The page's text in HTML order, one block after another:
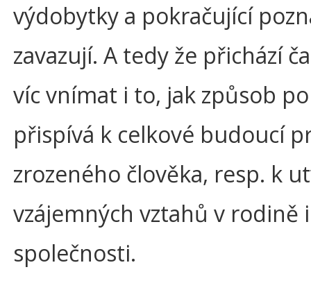
výdobytky a pokračující
zavazují. A tedy že přichází
víc vnímat i to, jak způsob
přispívá k celkové budoucí
zrozeného člověka, resp. k
vzájemných vztahů v rodině i
společnosti.